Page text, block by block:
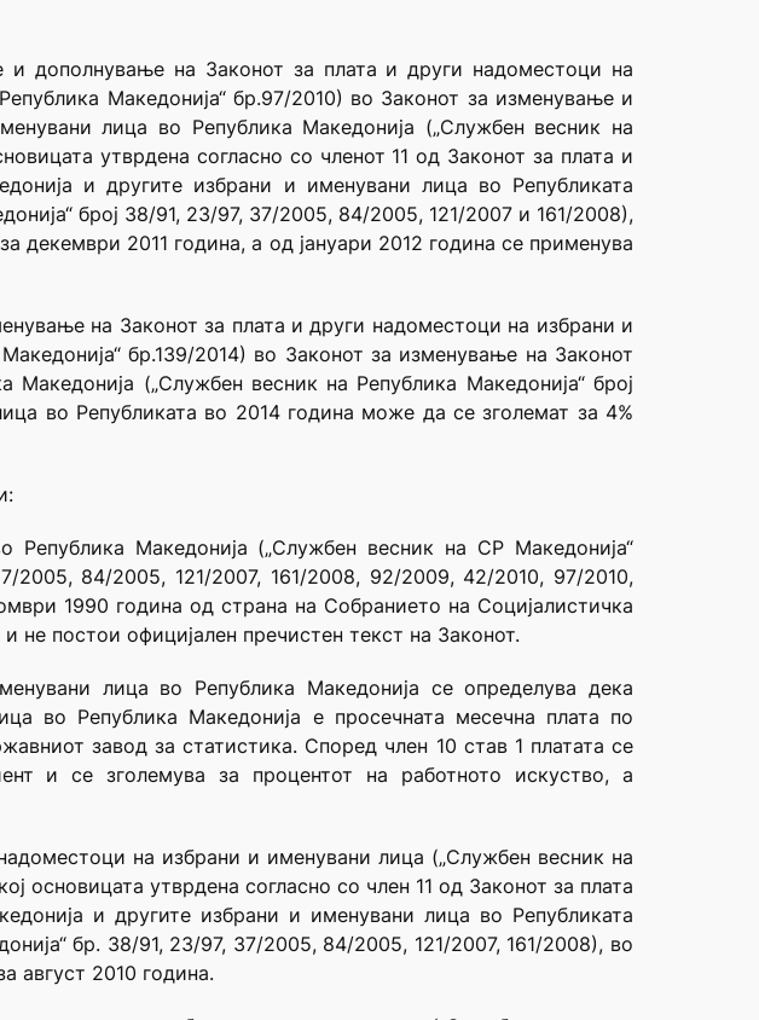
дополнување на Законот за плата и други надоместоци на
Македонија“ бр.97/2010) во Законот за изменување и
лица во Република Македонија („Службен весник на
утврдена согласно со членот 11 од Законот за плата и
и другите избрани и именувани лица во Републиката
број 38/91, 23/97, 37/2005, 84/2005, 121/2007 и 161/2008),
декември 2011 година, а од јануари 2012 година се применува
на Законот за плата и други надоместоци на избрани и
бр.139/2014) во Законот за изменување на Законот
(„Службен весник на Република Македонија“ број
во Републиката во 2014 година може да се зголемат за 4%
Македонија („Службен весник на СР Македонија“
2005, 84/2005, 121/2007, 161/2008, 92/2009, 42/2010, 97/2010,
1990 година од страна на Собранието на Социјалистичка
не постои официјален пречистен текст на Законот.
лица во Република Македонија се определува дека
во Република Македонија е просечната месечна плата по
завод за статистика. Според член 10 став 1 платата се
и се зголемува за процентот на работното искуство, а
на избрани и именувани лица („Службен весник на
основицата утврдена согласно со член 11 од Законот за плата
и другите избрани и именувани лица во Републиката
бр. 38/91, 23/97, 37/2005, 84/2005, 121/2007, 161/2008), во
август 2010 година.